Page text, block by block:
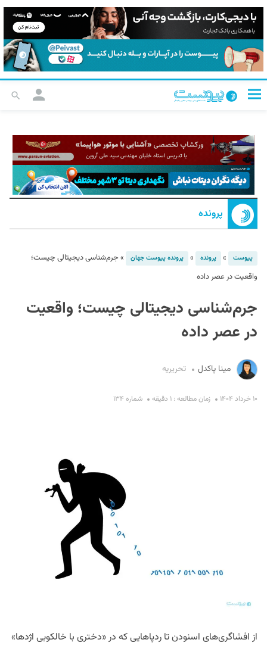
پرونده
پیوست » پرونده » پرونده پیوست جهان » جرم‌شناسی دیجیتالی چیست؛
واقعیت در عصر داده
جرم‌شناسی دیجیتالی چیست؛ واقعیت
در عصر داده
مینا پاکدل تحریریه
۱۰ خرداد ۱۴۰۴ زمان مطالعه : ۱ دقیقه شماره ۱۳۴
از افشاگری‌های اسنودن تا ردپاهایی که در «دختری با خالکوبی اژدها»